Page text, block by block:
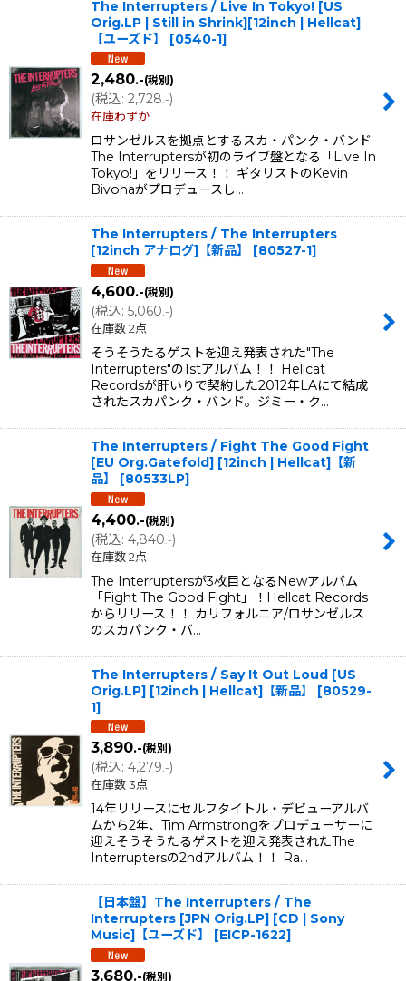
The Interrupters / Live In Tokyo! [US
Orig.LP | Still in Shrink][12inch | Hellcat]
【ユーズド】
[0540-1]
2,480.-(税別)
(税込: 2,728.-)
在庫わずか
ロサンゼルスを拠点とするスカ・パンク・バンド
The Interruptersが初のライブ盤となる「Live In
Tokyo!」をリリース！！ ギタリストのKevin
Bivonaがプロデュースし…
The Interrupters / The Interrupters
[12inch アナログ]【新品】
[80527-1]
4,600.-(税別)
(税込: 5,060.-)
在庫数 2点
そうそうたるゲストを迎え発表された"The
Interrupters"の1stアルバム！！ Hellcat
Recordsが肝いりで契約した2012年LAにて結成
されたスカパンク・バンド。ジミー・ク…
The Interrupters / Fight The Good Fight
[EU Org.Gatefold] [12inch | Hellcat]【新
品】
[80533LP]
4,400.-(税別)
(税込: 4,840 .-)
在庫数 2点
The Interruptersが3枚目となるNewアルバム
「Fight The Good Fight」！Hellcat Records
からリリース！！ カリフォルニア/ロサンゼルス
のスカパンク・バ…
The Interrupters / Say It Out Loud [US
Orig.LP] [12inch | Hellcat]【新品】
[80529-
1]
3,890.-(税別)
(税込: 4,279.-)
在庫数 3点
14年リリースにセルフタイトル・デビューアルバ
ムから2年、Tim Armstrongをプロデューサーに
迎えそうそうたるゲストを迎え発表されたThe
Interruptersの2ndアルバム！！ Ra…
【日本盤】The Interrupters / The
Interrupters [JPN Orig.LP] [CD | Sony
Music]【ユーズド】
[EICP-1622]
3,680.-(税別)